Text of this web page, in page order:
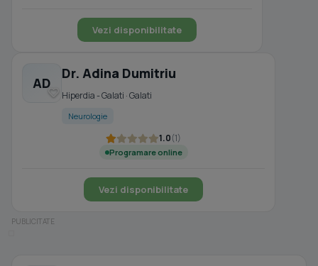
Vezi disponibilitate
AD
Dr. Adina Dumitriu
Hiperdia - Galati · Galati
Neurologie
1.0(1)
Programare online
Vezi disponibilitate